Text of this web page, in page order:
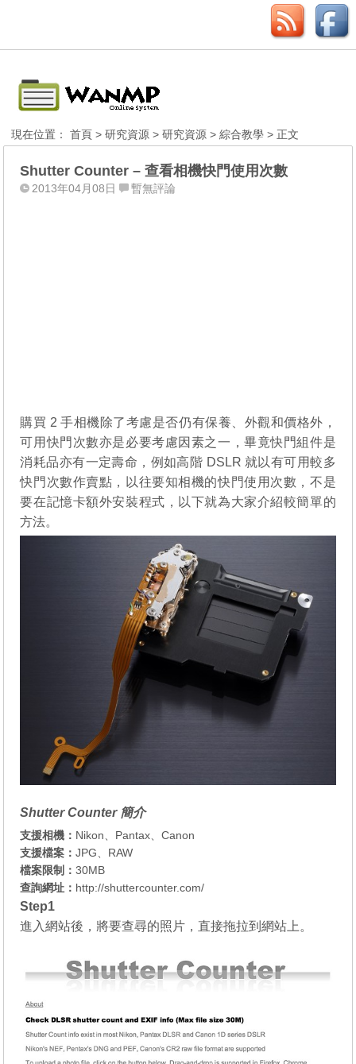
現在位置：首頁 >研究資源 >研究資源 >綜合教學 > 正文
Shutter Counter – 查看相機快門使用次數
2013年04月08日 暫無評論
購買 2 手相機除了考慮是否仍有保養、外觀和價格外，
可用快門次數亦是必要考慮因素之一，畢竟快門組件是
消耗品亦有一定壽命，例如高階 DSLR 就以有可用較多
快門次數作賣點，以往要知相機的快門使用次數，不是
要在記憶卡額外安裝程式，以下就為大家介紹較簡單的
方法。
Shutter Counter 簡介
支援相機： Nikon、Pantax、Canon
支援檔案：JPG、RAW
檔案限制：30MB
查詢網址： http://shuttercounter.com/
Step1
進入網站後，將要查尋的照片，直接拖拉到網站上。